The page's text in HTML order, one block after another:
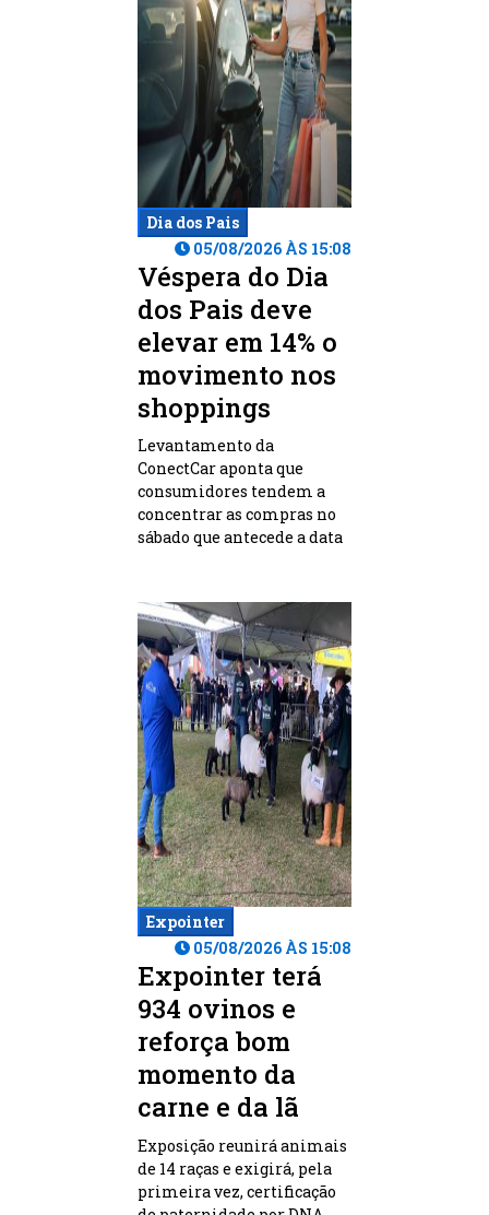
Dia dos Pais
05/08/2026 ÀS 15:08
Véspera do Dia
dos Pais deve
elevar em 14% o
movimento nos
shoppings
Levantamento da
ConectCar aponta que
consumidores tendem a
concentrar as compras no
sábado que antecede a data
Expointer
05/08/2026 ÀS 15:08
Expointer terá
934 ovinos e
reforça bom
momento da
carne e da lã
Exposição reunirá animais
de 14 raças e exigirá, pela
primeira vez, certificação